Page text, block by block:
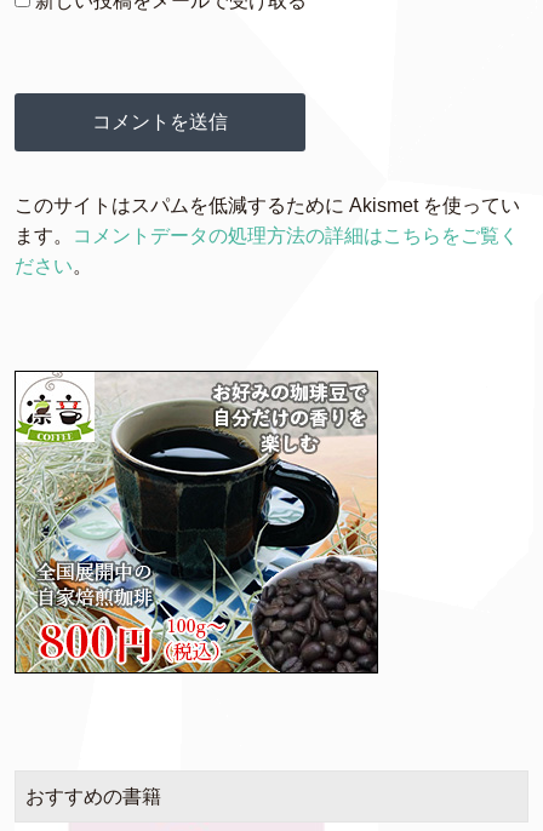
このサイトはスパムを低減するために Akismet を使ってい
ます。
コメントデータの処理方法の詳細はこちらをご覧く
ださい。
おすすめの書籍